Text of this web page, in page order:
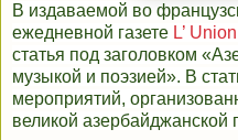
В издаваемой во
ежедневной газете L’ Union
статья под заголовком
музыкой и поэзией». В
мероприятий,
великой азербайджанской